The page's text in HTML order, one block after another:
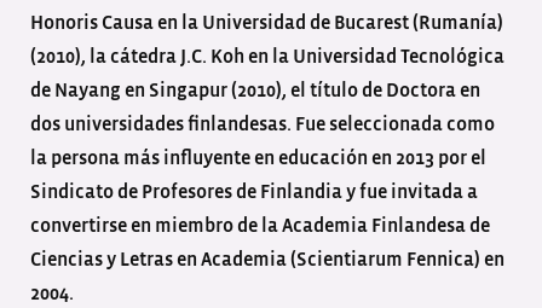
Honoris Causa en la Universidad de Bucarest (Rumanía)
(2010), la cátedra J.C. Koh en la Universidad Tecnológica
de Nayang en Singapur (2010), el título de Doctora en
dos universidades finlandesas. Fue seleccionada como
la persona más influyente en educación en 2013 por el
Sindicato de Profesores de Finlandia y fue invitada a
convertirse en miembro de la Academia Finlandesa de
Ciencias y Letras en Academia (Scientiarum Fennica) en
2004.